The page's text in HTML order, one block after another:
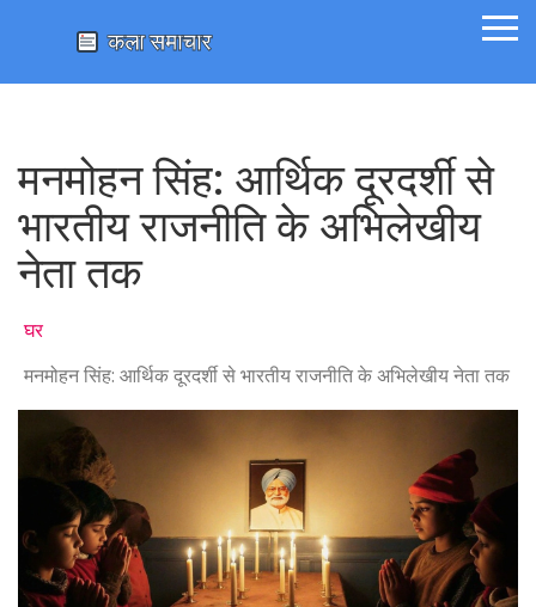
मनमोहन सिंह: आर्थिक दूरदर्शी से
भारतीय राजनीति के अभिलेखीय
नेता तक
घर
मनमोहन सिंह: आर्थिक दूरदर्शी से भारतीय राजनीति के अभिलेखीय नेता तक